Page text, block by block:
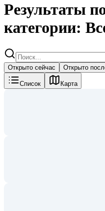
Результаты
категории:
Открыто сейчас Открыто
Список Карта